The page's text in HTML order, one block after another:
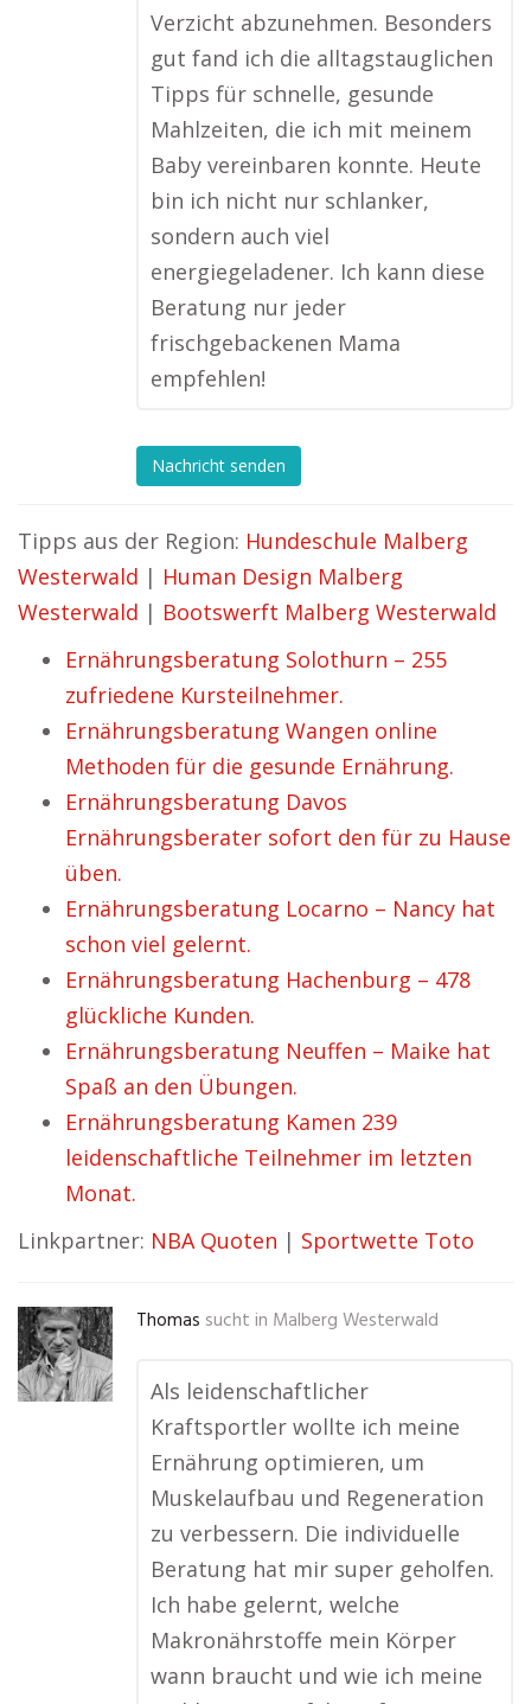
Verzicht abzunehmen. Besonders
gut fand ich die alltagstauglichen
Tipps für schnelle, gesunde
Mahlzeiten, die ich mit meinem
Baby vereinbaren konnte. Heute
bin ich nicht nur schlanker,
sondern auch viel
energiegeladener. Ich kann diese
Beratung nur jeder
frischgebackenen Mama
empfehlen!
Nachricht senden
Tipps aus der Region: Hundeschule Malberg
Westerwald | Human Design Malberg
Westerwald | Bootswerft Malberg Westerwald
Ernährungsberatung Solothurn – 255
zufriedene Kursteilnehmer.
Ernährungsberatung Wangen online
Methoden für die gesunde Ernährung.
Ernährungsberatung Davos
Ernährungsberater sofort den für zu Hause
üben.
Ernährungsberatung Locarno – Nancy hat
schon viel gelernt.
Ernährungsberatung Hachenburg – 478
glückliche Kunden.
Ernährungsberatung Neuffen – Maike hat
Spaß an den Übungen.
Ernährungsberatung Kamen 239
leidenschaftliche Teilnehmer im letzten
Monat.
Linkpartner: NBA Quoten | Sportwette Toto
Thomas sucht in Malberg Westerwald
Als leidenschaftlicher
Kraftsportler wollte ich meine
Ernährung optimieren, um
Muskelaufbau und Regeneration
zu verbessern. Die individuelle
Beratung hat mir super geholfen.
Ich habe gelernt, welche
Makronährstoffe mein Körper
wann braucht und wie ich meine